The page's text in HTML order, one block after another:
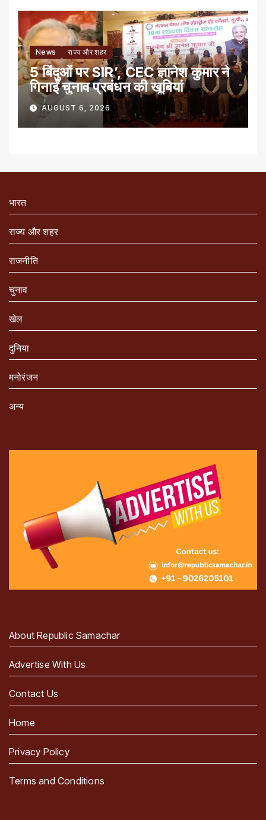
News राज्य और शहर
5 बिंदुओं पर SIR’, CEC ज्ञानेश कुमार ने
गिनाईं चुनाव प्रबंधन की खूबियां
AUGUST 6, 2026
भारत
राज्य और शहर
राजनीति
चुनाव
खेल
दुनिया
मनोरंजन
अन्य
About Republic Samachar
Advertise With Us
Contact Us
Home
Privacy Policy
Terms and Conditions